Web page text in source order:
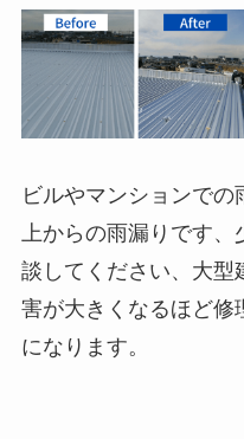
ビルやマンションで
上からの雨漏りです、
談してください、大型
害が大きくなるほど修
になります。